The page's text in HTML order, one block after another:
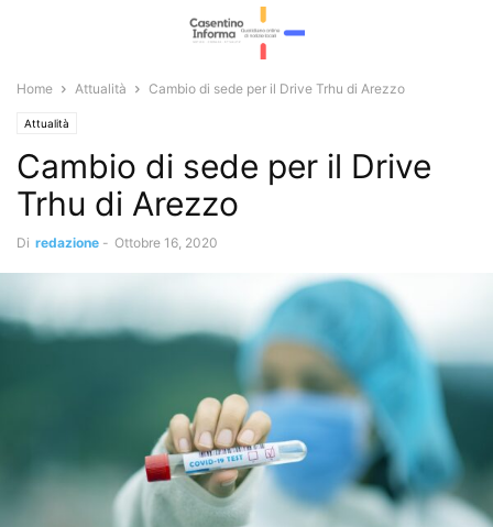
Home Attualità Cambio di sede per il Drive Trhu di Arezzo
Attualità
Cambio di sede per il Drive
Trhu di Arezzo
Di redazione - Ottobre 16, 2020